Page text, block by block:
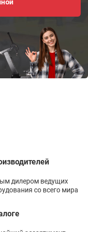
дилером ведущих
со всего мира